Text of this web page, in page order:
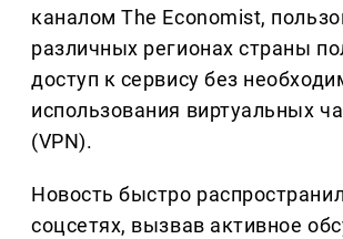
каналом The Economist,
различных регионах страны
доступ к сервису без
использования виртуальных
(VPN).
Новость быстро
соцсетях, вызвав активное